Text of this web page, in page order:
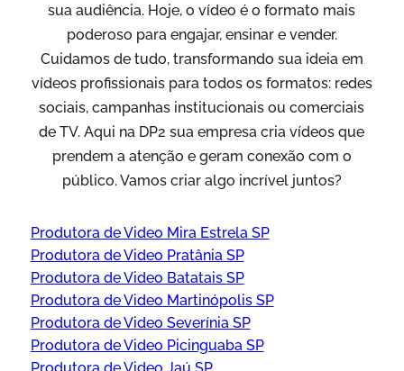
sua audiência. Hoje, o vídeo é o formato mais
poderoso para engajar, ensinar e vender.
Cuidamos de tudo, transformando sua ideia em
vídeos profissionais para todos os formatos: redes
sociais, campanhas institucionais ou comerciais
de TV. Aqui na DP2 sua empresa cria vídeos que
prendem a atenção e geram conexão com o
público. Vamos criar algo incrível juntos?
Produtora de Video Mira Estrela SP
Produtora de Video Pratânia SP
Produtora de Video Batatais SP
Produtora de Video Martinópolis SP
Produtora de Video Severínia SP
Produtora de Video Picinguaba SP
Produtora de Video Jaú SP